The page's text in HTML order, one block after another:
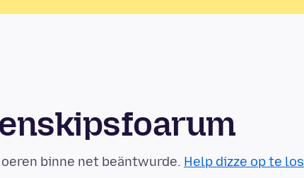
binne net beäntwurde. Help dizze op te